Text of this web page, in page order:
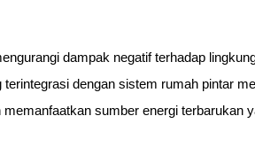
dampak negatif terhadap
dengan sistem rumah pintar
sumber energi terbarukan